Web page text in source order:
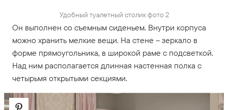
Удобный туалетный столик фото 2
Он выполнен со съемным сиденьем. Внутри корпуса
можно хранить мелкие вещи. На стене – зеркало в
форме прямоугольника, в широкой раме с подсветкой.
Над ним располагается длинная настенная полка с
четырьмя открытыми секциями.